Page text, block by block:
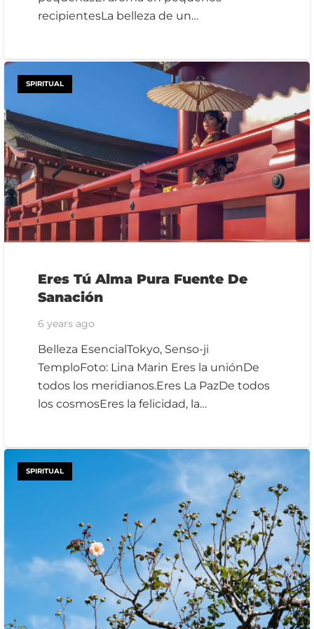
recipientesLa belleza de un…
SPIRITUAL
Eres Tú Alma Pura Fuente De
Sanación
6 years ago
Belleza EsencialTokyo, Senso-ji
TemploFoto: Lina Marin Eres la uniónDe
todos los meridianos.Eres La PazDe todos
los cosmosEres la felicidad, la…
SPIRITUAL